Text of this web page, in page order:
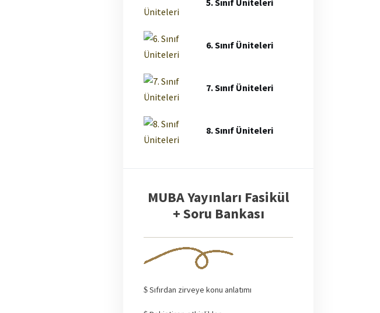
6. Sınıf Üniteleri
7. Sınıf Üniteleri
8. Sınıf Üniteleri
MUBA Yayınları Fasikül
+ Soru Bankası
Sıfırdan zirveye konu anlatımı